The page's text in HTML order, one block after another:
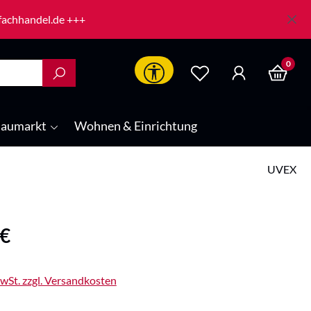
+++
Werkzeugleiste anzeigen
0
Wohnen & Einrichtung
UVEX
zzgl. Versandkosten